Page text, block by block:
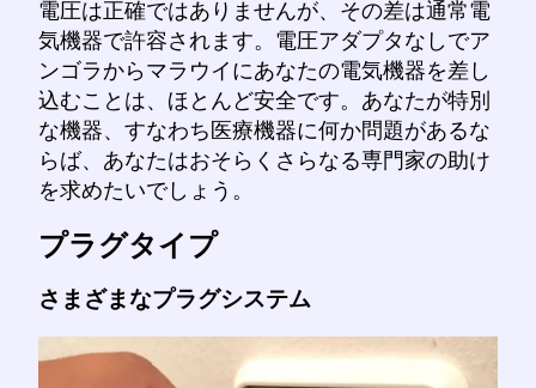
電圧は正確ではありませんが、その差は通常電
気機器で許容されます。電圧アダプタなしでア
ンゴラからマラウイにあなたの電気機器を差し
込むことは、ほとんど安全です。あなたが特別
な機器、すなわち医療機器に何か問題があるな
らば、あなたはおそらくさらなる専門家の助け
を求めたいでしょう。
プラグタイプ
さまざまなプラグシステム